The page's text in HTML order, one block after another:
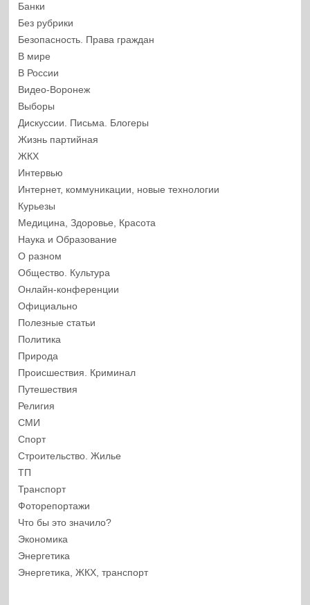
Банки
Без рубрики
Безопасность. Права граждан
В мире
В России
Видео-Воронеж
Выборы
Дискуссии. Письма. Блогеры
Жизнь партийная
ЖКХ
Интервью
Интернет, коммуникации, новые технологии
Курьезы
Медицина, Здоровье, Красота
Наука и Образование
О разном
Общество. Культура
Онлайн-конференции
Официально
Полезные статьи
Политика
Природа
Происшествия. Криминал
Путешествия
Религия
СМИ
Спорт
Строительство. Жилье
ТП
Транспорт
Фоторепортажи
Что бы это значило?
Экономика
Энергетика
Энергетика, ЖКХ, транспорт